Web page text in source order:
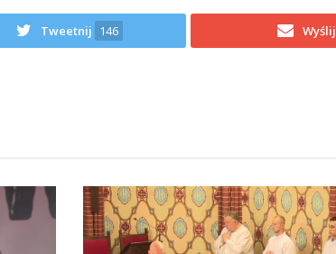
Tweetnij 146 Wyślij